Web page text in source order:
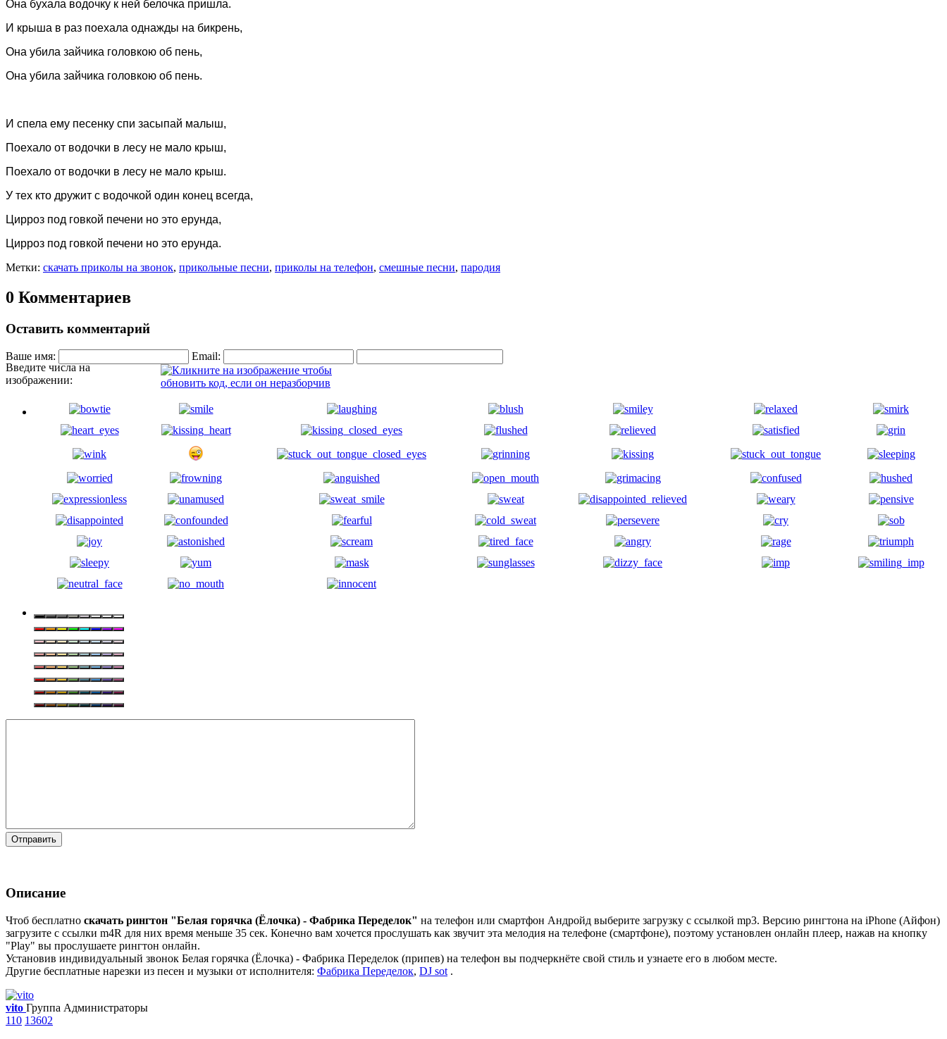
Она бухала водочку к ней белочка пришла.
И крыша в раз поехала однажды на бикрень,
Она убила зайчика головкою об пень,
Она убила зайчика головкою об пень.
И спела ему песенку спи засыпай малыш,
Поехало от водочки в лесу не мало крыш,
Поехало от водочки в лесу не мало крыш.
У тех кто дружит с водочкой один конец всегда,
Цирроз под говкой печени но это ерунда,
Цирроз под говкой печени но это ерунда.
Метки: скачать приколы на звонок, прикольные песни, приколы на телефон, смешные песни, пародия
0 Комментариев
Оставить комментарий
Ваше имя:
Email:
Введите числа на
изображении:
Отправить
Описание
Чтоб бесплатно скачать рингтон "Белая горячка (Ёлочка) - Фабрика Переделок" на телефон или смартфон Андройд выберите загрузку с ссылкой mp3. Версию рингтона на iPhone (Айфон)
загрузите с ссылки m4R для них время меньше 35 сек. Конечно вам хочется прослушать как звучит эта мелодия на телефоне (смартфоне), поэтому установлен онлайн плеер, нажав на кнопку
"Play" вы прослушаете рингтон онлайн.
Установив индивидуальный звонок Белая горячка (Ёлочка) - Фабрика Переделок (припев) на телефон вы подчеркнёте свой стиль и узнаете его в любом месте.
Другие бесплатные нарезки из песен и музыки от исполнителя: Фабрика Переделок, DJ sot .
vito Группа Администраторы
110 13602